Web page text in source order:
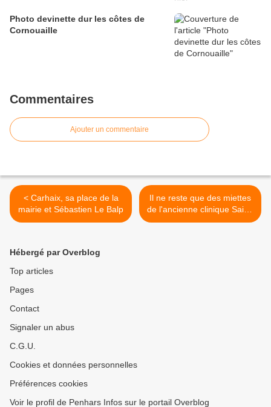
Photo devinette dur les côtes de
Cornouaille
Commentaires
Ajouter un commentaire
< Carhaix, sa place de la
mairie et Sébastien Le Balp
Il ne reste que des miettes
de l'ancienne clinique Saint-
Michel-Sainte-Anne de
Hébergé par Overblog
Top articles
Pages
Contact
Signaler un abus
C.G.U.
Cookies et données personnelles
Préférences cookies
Voir le profil de Penhars Infos sur le portail Overblog